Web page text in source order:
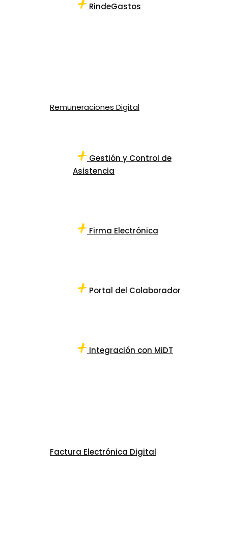
RindeGastos
Remuneraciones Digital
Gestión y Control de
Asistencia
Firma Electrónica
Portal del Colaborador
Integración con MiDT
Factura Electrónica Digital